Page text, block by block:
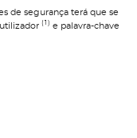
de segurança terá que se
(1) e palavra-chave